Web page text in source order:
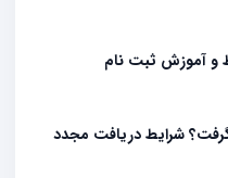
شرایط دریافت مجدد